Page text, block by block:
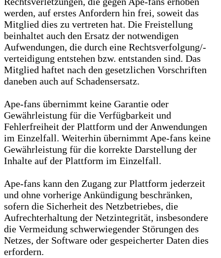
werden, auf erstes Anfordern hin frei, soweit das
Mitglied dies zu vertreten hat. Die Freistellung
beinhaltet auch den Ersatz der notwendigen
Aufwendungen, die durch eine Rechtsverfolgung/-
verteidigung entstehen bzw. entstanden sind. Das
Mitglied haftet nach den gesetzlichen Vorschriften
daneben auch auf Schadensersatz.
Ape-fans übernimmt keine Garantie oder
Gewährleistung für die Verfügbarkeit und
Fehlerfreiheit der Plattform und der Anwendungen
im Einzelfall. Weiterhin übernimmt Ape-fans keine
Gewährleistung für die korrekte Darstellung der
Inhalte auf der Plattform im Einzelfall.
Ape-fans kann den Zugang zur Plattform jederzeit
und ohne vorherige Ankündigung beschränken,
sofern die Sicherheit des Netzbetriebes, die
Aufrechterhaltung der Netzintegrität, insbesondere
die Vermeidung schwerwiegender Störungen des
Netzes, der Software oder gespeicherter Daten dies
erfordern.